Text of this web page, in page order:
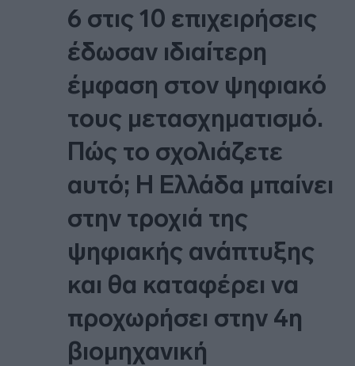
6 στις 10 επιχειρήσεις
έδωσαν ιδιαίτερη
έμφαση στον ψηφιακό
τους μετασχηματισμό.
Πώς το σχολιάζετε
αυτό; Η Ελλάδα μπαίνει
στην τροχιά της
ψηφιακής ανάπτυξης
και θα καταφέρει να
προχωρήσει στην 4η
βιομηχανική